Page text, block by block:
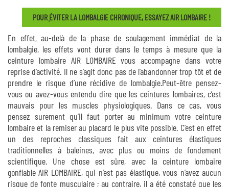
POUR ֤ÉVITER LA LOMBALGIE CHRONIQUE, ESSAYEZ AIR LOMBAIRE !
En effet, au-delà de la phase de soulagement immédiat de la
lombalgie, les effets vont durer dans le temps à mesure que la
ceinture lombaire AIR LOMBAIRE vous accompagne dans votre
reprise d’activité. Il ne s’agit donc pas de l’abandonner trop tôt et de
prendre le risque d’une récidive de lombalgie.Peut-être pensez-
vous ou avez-vous entendu dire que les ceintures lombaires, c’est
mauvais pour les muscles physiologiques. Dans ce cas, vous
pensez surement qu’il faut porter au minimum votre ceinture
lombaire et la remiser au placard le plus vite possible. C’est en effet
un des reproches classiques fait aux ceintures élastiques
traditionnelles à baleines, avec plus ou moins de fondement
scientifique. Une chose est sûre, avec la ceinture lombaire
gonflable AIR LOMBAIRE, qui n’est pas élastique, vous n’avez aucun
risque de fonte musculaire ; au contraire, il a été constaté que les